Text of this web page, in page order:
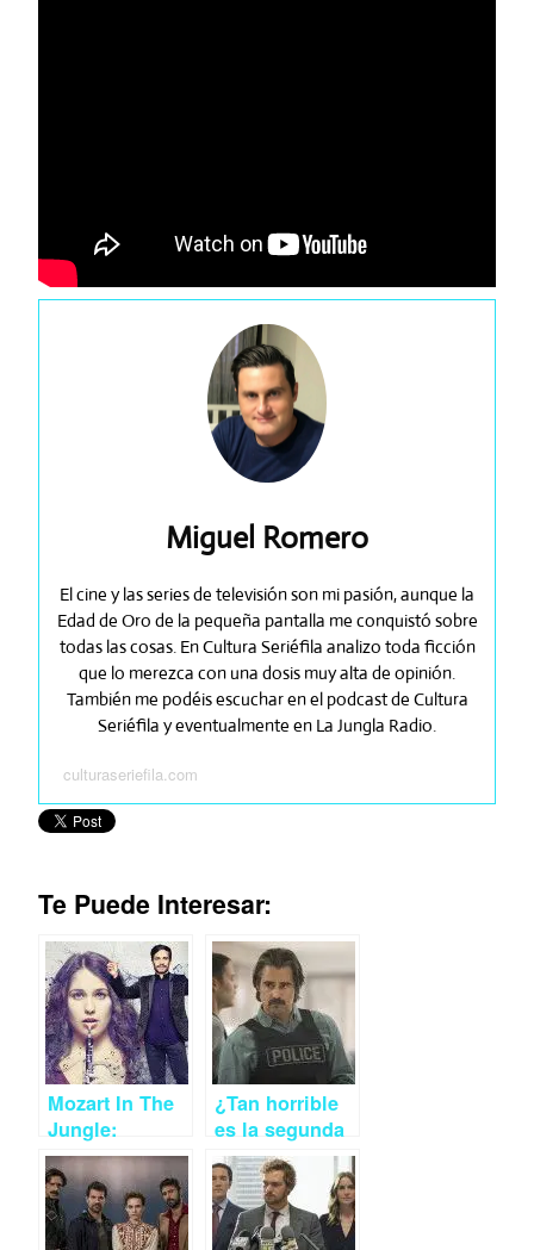
Miguel Romero
El cine y las series de televisión son mi pasión, aunque la
Edad de Oro de la pequeña pantalla me conquistó sobre
todas las cosas. En Cultura Seriéfila analizo toda ficción
que lo merezca con una dosis muy alta de opinión.
También me podéis escuchar en el podcast de Cultura
Seriéfila y eventualmente en La Jungla Radio.
culturaseriefila.com
Te Puede Interesar:
Mozart In The
Jungle:
virtuosa en su
segunda
temporada
¿Tan horrible
es la segunda
temporada de
True
Detective?